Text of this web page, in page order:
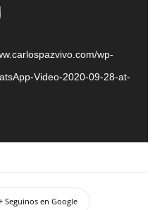
wp-
Video-2020-09-28-at-
Seguinos en Google